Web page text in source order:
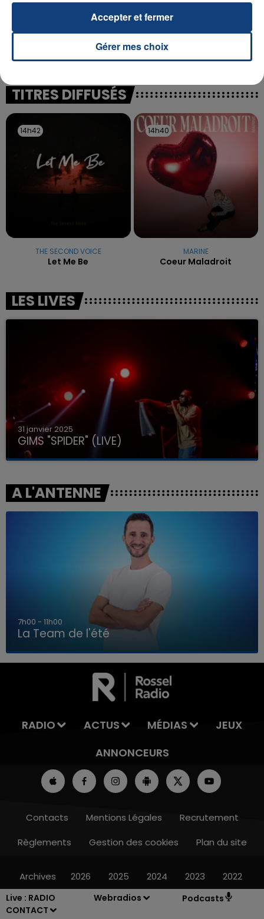
Live : RADIO
CONTACT
Webradios Podcasts
LA TEAM DE L'ÉTÉ
OPÉRER DE LA CHEVILLE RESSORT DE LA...
La famille a porté plainte contre la clinique qui a
excuses.
TITRES DIFFUSÉS
14h42
14h42
THE SECOND VOICE
Let Me Be
14h40
14h40
MARINE
Coeur Maladroit
LES LIVES
31 janvier 2025
GIMS "SPIDER" (LIVE)
A L'ANTENNE
7h00 - 11h00
La Team de l'été
RADIO ACTUS MÉDIAS
JEUX
ANNONCEURS
Contacts Mentions Légales
Recrutement
Règlements
Gestion des cookies Plan du site
Archives 2026 2025 2024 2023 2022
Gérer mes choix
Accepter et fermer